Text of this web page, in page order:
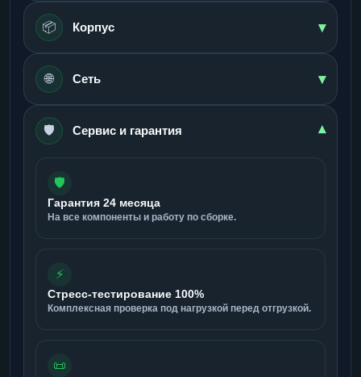
📦 Корпус ▾
🌐 Сеть ▾
🛡️ Сервис и гарантия ▾
🛡️
Гарантия 24 месяца
На все компоненты и работу по сборке.
⚡
Стресс-тестирование 100%
Комплексная проверка под нагрузкой перед отгрузкой.
📜